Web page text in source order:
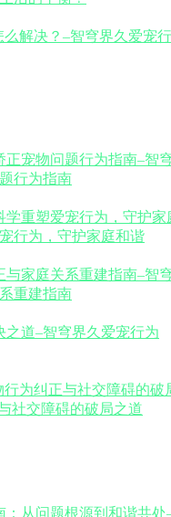
行为指南
行为，守护家庭和谐
重建指南
社交障碍的破局之道